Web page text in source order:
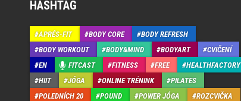
HASHTAG
APRÉS-FIT BODY CORE
BODY REFRESH
BODY WORKOUT
BODY&MIND BODYART
CVIČENÍ
EN
FITCAST FITNESS FREE
HEALTHFACTORY
HIIT
JÓGA ONLINE TRÉNINK
PILATES
POLEDNÍCH 20
POUND POWER JÓGA ROZCVIČKA